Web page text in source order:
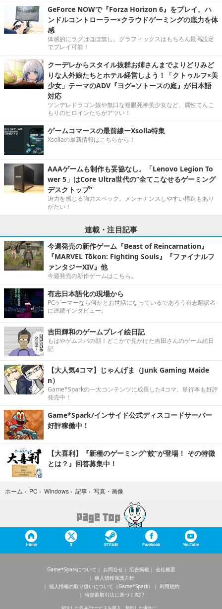
GeForce NOWで『Forza Horizon 6』をプレイ。ハ
ンドルコントローラー×クラウドゲーミングの底力を体
感
体感的にラグはほぼ無し。グラフィックスはもちろん最高設定
でプレイ可能！
クーデレからスタイル抜群お姉さんまでよりどりみど
りな人外娘たちとホテル経営しよう！「クトゥルフ×美
少女」テーマのADV『ヨグ=ソトースの庭』が日本語
対応
ツンデレドラゴン娘や無口な複眼死神美少女など、属性てんこ
もりのヒロインたちがアツい！
ゲームコマースの最前線ーXsolla特集
Xsollaの最新情報はこちらから！
AAAゲームも制作も妥協なし。「Lenovo Legion To
wer 5」はCore Ultra世代の“全てこなせるゲーミング
デスクトップ”
迫力を感じる強力スペック。メンテナンスしやすい構造もあり
がたい！
連載・注目記事
今週発売の新作ゲーム『Beast of Reincarnation』
『MARVEL Tōkon: Fighting Souls』『ファイナルフ
ァンタジーXIV』他
今週発売の新作ゲームはこちら。
有志日本語化の現場から
PCゲーマーなら何かとお世話になっているであろう有志翻訳者
に連続インタビュー。
吉田輝和のゲームプレイ絵日記
もはやゲムスパの顔！どこかで見かけた吉田さんのゲーム絵日
記
【大人気4コマ】じゃんげま（Junk Gaming Maide
n）
Game*Sparkの一大コンテンツに成長した4コマ。単行本も好評
発売中！
Game*Spark/インサイド公式ディスコードサーバー
好評稼働中！
【大喜利】『新種のゲーミング“蚊”が登場！ その特徴
とは？』回答募集中！
ホーム › PC › Windows › 記事 › 写真・画像
Home X STEAM Facebook YouTube
Game*Sparkについて お問合せ 広告掲載
会社概要
個人情報保護方針
個人情報の取り扱いについて（Game*Spark）
利用規約
特定商取引法に基づく表記